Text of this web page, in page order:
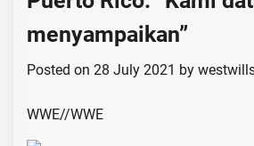
menyampaikan”
Posted on 28 July 2021 by
WWE//WWE